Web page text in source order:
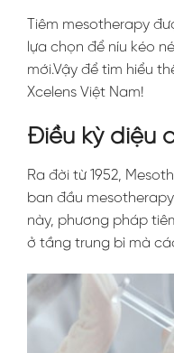
Tiêm mesotherapy
lựa chọn để níu kéo
mới.Vậy để tìm hiểu
Xcelens Việt Nam!
Điều kỳ diệu
Ra đời từ 1952,
ban đầu
này, phương pháp
ở tầng trung bì mà